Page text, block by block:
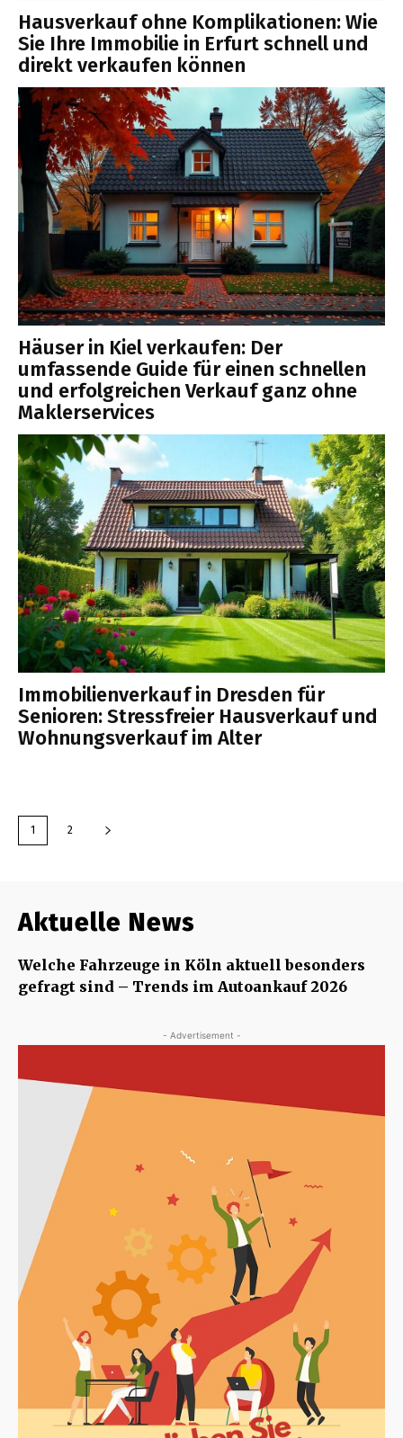
Hausverkauf ohne Komplikationen: Wie
Sie Ihre Immobilie in Erfurt schnell und
direkt verkaufen können
Häuser in Kiel verkaufen: Der
umfassende Guide für einen schnellen
und erfolgreichen Verkauf ganz ohne
Maklerservices
Immobilienverkauf in Dresden für
Senioren: Stressfreier Hausverkauf und
Wohnungsverkauf im Alter
1 2
Aktuelle News
Welche Fahrzeuge in Köln aktuell besonders
gefragt sind – Trends im Autoankauf 2026
- Advertisement -